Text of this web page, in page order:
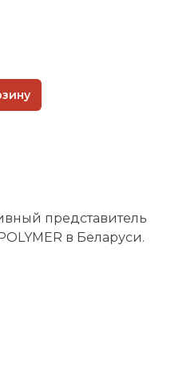
представитель
в Беларуси.